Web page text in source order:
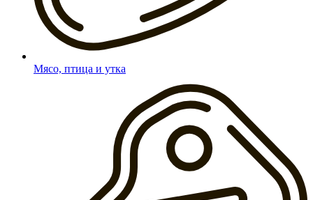
Мясо, птица и утка